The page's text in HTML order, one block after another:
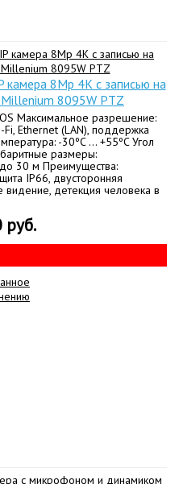
камера 8Mp 4K c записью на
Millenium 8095W PTZ
Максимальное разрешение:
Ethernet (LAN), поддержка
-30ºC ... +55ºC Угол
размеры:
30 м Преимущества:
IP66, двусторонняя
видение, детекция человека в
руб.